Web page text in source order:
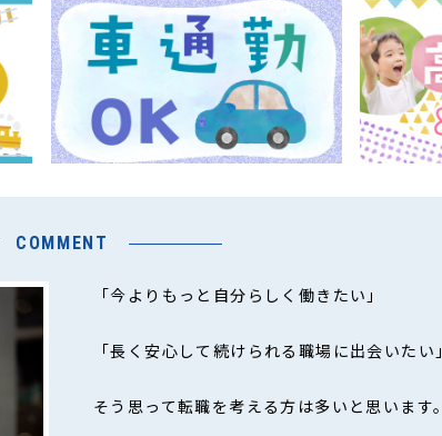
COMMENT
「今よりもっと自分らしく働きたい」
「長く安心して続けられる職場に出会いたい
そう思って転職を考える方は多いと思います